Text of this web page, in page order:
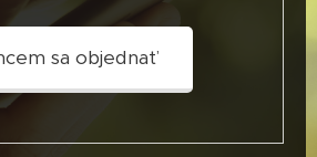
sa objednať